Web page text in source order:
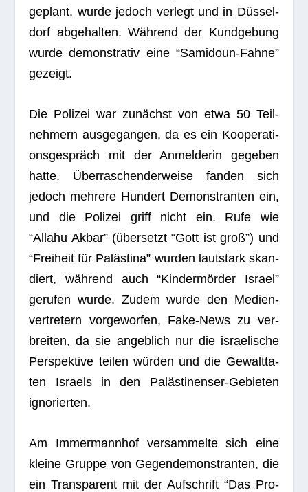
geplant, wurde jedoch ver­legt und in Düs­sel­
dorf abge­hal­ten. Wäh­rend der Kund­ge­bung
wurde demons­tra­tiv eine “Sami­doun-Fahne”
gezeigt.
Die Poli­zei war zunächst von etwa 50 Teil­
neh­mern aus­ge­gan­gen, da es ein Koope­ra­ti­
ons­ge­spräch mit der Anmel­de­rin gege­ben
hatte. Über­ra­schen­der­weise fan­den sich
jedoch meh­rere Hun­dert Demons­tran­ten ein,
und die Poli­zei griff nicht ein. Rufe wie
“Allahu Akbar” (über­setzt “Gott ist groß”) und
“Frei­heit für Paläs­tina” wur­den laut­stark skan­
diert, wäh­rend auch “Kin­der­mör­der Israel”
geru­fen wurde. Zudem wurde den Medi­en­
ver­tre­tern vor­ge­wor­fen, Fake-News zu ver­
brei­ten, da sie angeb­lich nur die israe­li­sche
Per­spek­tive tei­len wür­den und die Gewalt­ta­
ten Isra­els in den Paläs­ti­nen­ser-Gebie­ten
ignorierten.
Am Immer­mann­hof ver­sam­melte sich eine
kleine Gruppe von Gegen­de­mons­tran­ten, die
ein Trans­pa­rent mit der Auf­schrift “Das Pro­